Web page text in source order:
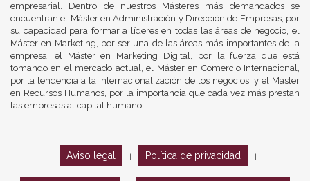
empresarial. Dentro de nuestros Másteres más demandados se
encuentran el Máster en Administración y Dirección de Empresas, por
su capacidad para formar a líderes en todas las áreas de negocio, el
Máster en Marketing, por ser una de las áreas más importantes de la
empresa, el Máster en Marketing Digital, por la fuerza que está
tomando en el mercado actual, el Máster en Comercio Internacional,
por la tendencia a la internacionalización de los negocios, y el Máster
en Recursos Humanos, por la importancia que cada vez más prestan
las empresas al capital humano.
Aviso legal Política de privacidad